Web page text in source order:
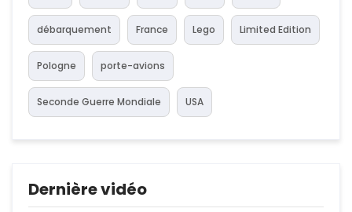
débarquement France Lego Limited Edition
Pologne porte-avions
Seconde Guerre Mondiale USA
Dernière vidéo